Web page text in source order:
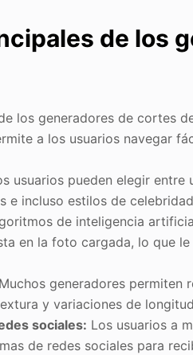
de los
los generadores de cortes
a los usuarios navegar
usuarios pueden elegir
e incluso estilos de
de inteligencia
en la foto cargada, lo que
Muchos generadores permiten
y variaciones de
sociales: Los usuarios a
de redes sociales para